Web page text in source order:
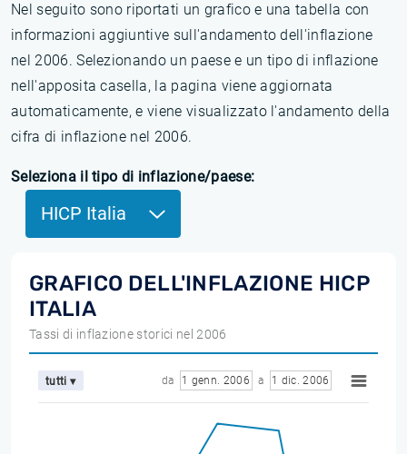
Nel seguito sono riportati un grafico e una tabella con
informazioni aggiuntive sull'andamento dell'inflazione
nel 2006. Selezionando un paese e un tipo di inflazione
nell'apposita casella, la pagina viene aggiornata
automaticamente, e viene visualizzato l'andamento della
cifra di inflazione nel 2006.
Seleziona il tipo di inflazione/paese:
HICP Italia
GRAFICO DELL'INFLAZIONE HICP
ITALIA
Tassi di inflazione storici nel 2006
tutti ▾ da 1 genn. 2006 a 1 dic. 2006